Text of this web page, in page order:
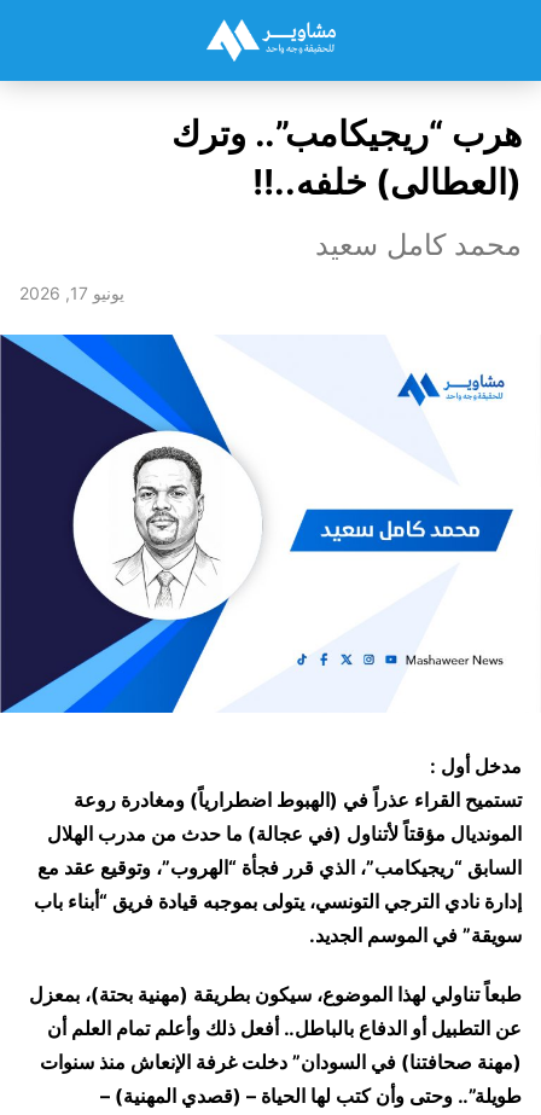
هرب “ريجيكامب”.. وترك
(العطالى) خلفه..!!
محمد كامل سعيد
يونيو 17, 2026
مدخل أول :
تستميح القراء عذراً في (الهبوط اضطرارياً) ومغادرة روعة
المونديال مؤقتاً لأتناول (في عجالة) ما حدث من مدرب الهلال
السابق “ريجيكامب”، الذي قرر فجأة “الهروب”، وتوقيع عقد مع
إدارة نادي الترجي التونسي، يتولى بموجبه قيادة فريق “أبناء باب
سويقة” في الموسم الجديد.
طبعاً تناولي لهذا الموضوع، سيكون بطريقة (مهنية بحتة)، بمعزل
عن التطبيل أو الدفاع بالباطل.. أفعل ذلك وأعلم تمام العلم أن
(مهنة صحافتنا) في السودان” دخلت غرفة الإنعاش منذ سنوات
طويلة”.. وحتى وأن كتب لها الحياة – (قصدي المهنية) –